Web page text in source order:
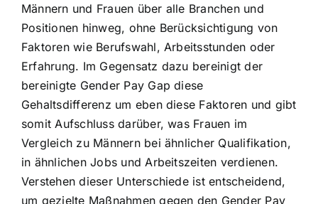
Männern und Frauen über alle Branchen und
Positionen hinweg, ohne Berücksichtigung von
Faktoren wie Berufswahl, Arbeitsstunden oder
Erfahrung. Im Gegensatz dazu bereinigt der
bereinigte Gender Pay Gap diese
Gehaltsdifferenz um eben diese Faktoren und gibt
somit Aufschluss darüber, was Frauen im
Vergleich zu Männern bei ähnlicher Qualifikation,
in ähnlichen Jobs und Arbeitszeiten verdienen.
Verstehen dieser Unterschiede ist entscheidend,
um gezielte Maßnahmen gegen den Gender Pay